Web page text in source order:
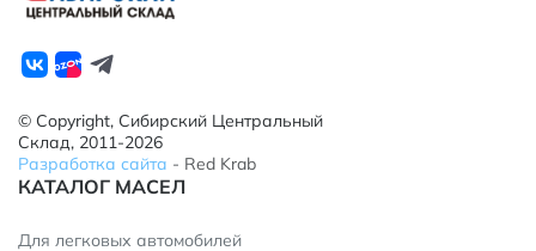
© Copyright, Сибирский Центральный
Склад, 2011-2026
Разработка сайта - Red Krab
КАТАЛОГ МАСЕЛ
Для легковых автомобилей